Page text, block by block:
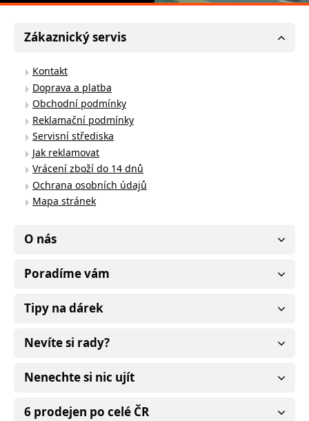
Zákaznický servis
Kontakt
Doprava a platba
Obchodní podmínky
Reklamační podmínky
Servisní střediska
Jak reklamovat
Vrácení zboží do 14 dnů
Ochrana osobních údajů
Mapa stránek
O nás
Poradíme vám
Tipy na dárek
Nevíte si rady?
Nenechte si nic ujít
6 prodejen po celé ČR